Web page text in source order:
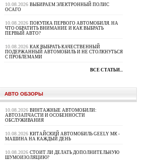
10.08.2026 ВЫБИРАЕМ ЭЛЕКТРОННЫЙ ПОЛИС
ОСАГО
10.08.2026 ПОКУПКА ПЕРВОГО АВТОМОБИЛЯ. НА
ЧТО ОБРАТИТЬ ВНИМАНИЕ И КАК ВЫБРАТЬ
ПЕРВЫЙ АВТО?
10.08.2026 КАК ВЫБРАТЬ КАЧЕСТВЕННЫЙ
ПОДЕРЖАННЫЙ АВТОМОБИЛЬ И НЕ СТОЛКНУТЬСЯ
С ПРОБЛЕМАМИ
ВСЕ СТАТЬИ...
АВТО ОБЗОРЫ
10.08.2026 ВИНТАЖНЫЕ АВТОМОБИЛИ:
АВТОЗАПЧАСТИ И ОСОБЕННОСТИ
ОБСЛУЖИВАНИЯ
10.08.2026 КИТАЙСКИЙ АВТОМОБИЛЬ GEELY МК -
МАШИНА НА КАЖДЫЙ ДЕНЬ
10.08.2026 СТОИТ ЛИ ДЕЛАТЬ ДОПОЛНИТЕЛЬНУЮ
ШУМОИЗОЛЯЦИЮ?